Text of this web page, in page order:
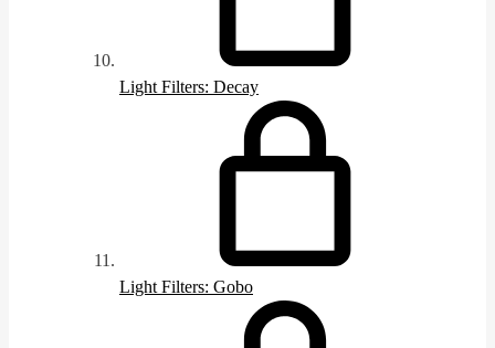
Light Filters: Decay
Light Filters: Gobo